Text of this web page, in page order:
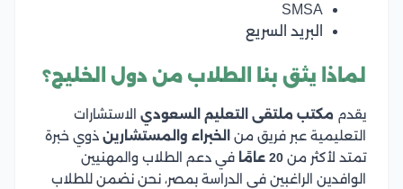
SMSA
البريد السريع
لماذا يثق بنا الطلاب من دول الخليج؟
يقدم مكتب ملتقى التعليم السعودي الاستشارات
التعليمية عبر فريق من الخبراء والمستشارين ذوي خبرة
تمتد لأكثر من
في دعم الطلاب والمهنيين
الوافدين الراغبين في الدراسة بمصر، نحن نضمن للطلاب